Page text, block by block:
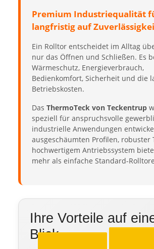
Premium Industriequalität
langfristig auf
Ein Rolltor entscheidet im Alltag
nur das Öffnen und Schließen. Es
Wärmeschutz, Energieverbrauch,
Bedienkomfort, Sicherheit und die
Betriebskosten.
Das ThermoTeck von Teckentrup
speziell für anspruchsvolle
industrielle Anwendungen
ausgeschäumten Profilen, robuster
hochwertigem Antriebssystem
mehr als einfache Standard-
Ihre Vorteile auf
Blick